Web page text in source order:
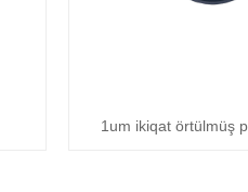
1um ikiqat örtülmüş